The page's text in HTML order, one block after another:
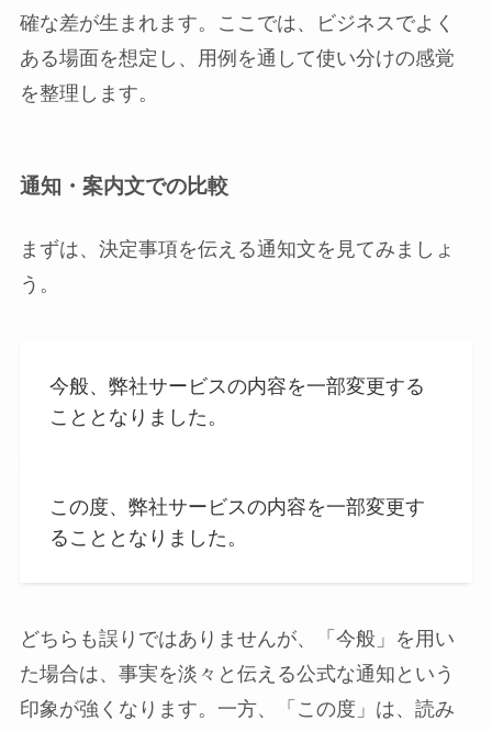
確な差が生まれます。ここでは、ビジネスでよく
ある場面を想定し、用例を通して使い分けの感覚
を整理します。
通知・案内文での比較
まずは、決定事項を伝える通知文を見てみましょ
う。
今般、弊社サービスの内容を一部変更する
こととなりました。
この度、弊社サービスの内容を一部変更す
ることとなりました。
どちらも誤りではありませんが、「今般」を用い
た場合は、事実を淡々と伝える公式な通知という
印象が強くなります。一方、「この度」は、読み